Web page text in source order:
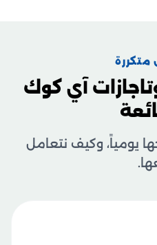
آي كوك
يومياً، وكيف نتعامل